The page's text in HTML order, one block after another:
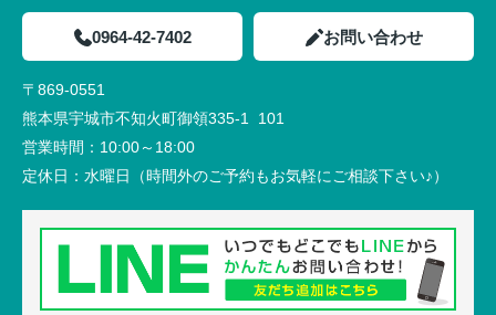
0964-42-7402 お問い合わせ
〒869-0551
熊本県宇城市不知火町御領335-1 101
営業時間： 10:00～18:00
定休日： 水曜日（時間外のご予約もお気軽にご相談下さい♪）